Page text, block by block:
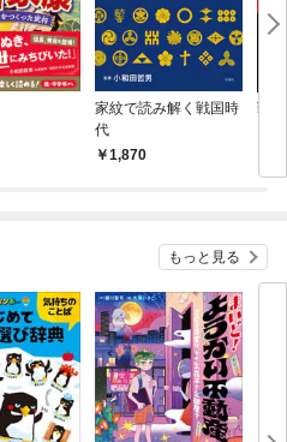
家紋で読み解く戦国時
代
1,870
戦
もっと見る